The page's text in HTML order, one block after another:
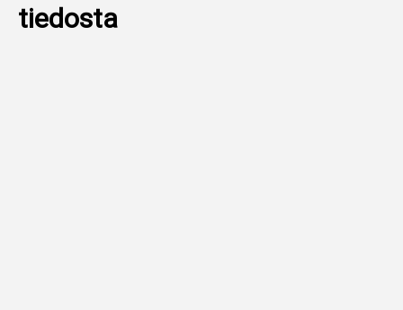
VALTTERI BOTTAS
tiedosta